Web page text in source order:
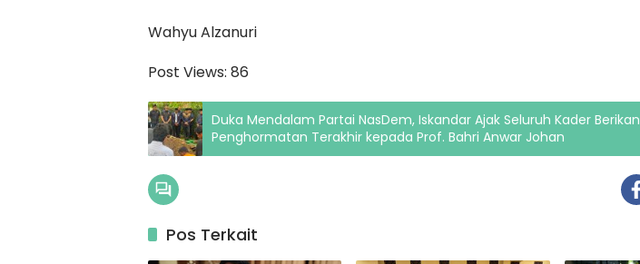
Wahyu Alzanuri
Post Views: 86
Duka Mendalam Partai NasDem, Iskandar Ajak Seluruh Kader Berikan
Penghormatan Terakhir kepada Prof. Bahri Anwar Johan
Pos Terkait